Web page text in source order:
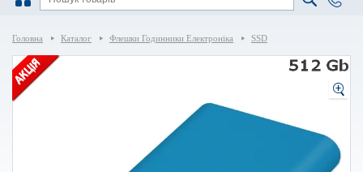
Головна Каталог Флешки Годинники Електроніка SSD